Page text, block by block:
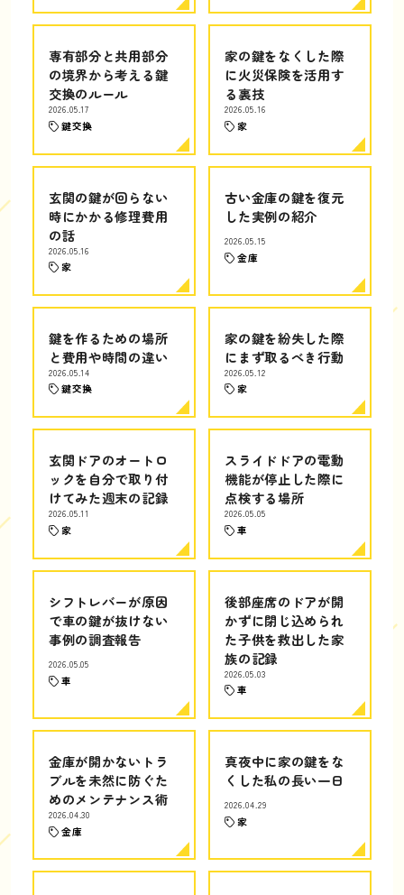
専有部分と共用部分
の境界から考える鍵
交換のルール
2026.05.17
鍵交換
家の鍵をなくした際
に火災保険を活用す
る裏技
2026.05.16
家
玄関の鍵が回らない
時にかかる修理費用
の話
2026.05.16
家
古い金庫の鍵を復元
した実例の紹介
2026.05.15
金庫
鍵を作るための場所
と費用や時間の違い
2026.05.14
鍵交換
家の鍵を紛失した際
にまず取るべき行動
2026.05.12
家
玄関ドアのオートロ
ックを自分で取り付
けてみた週末の記録
2026.05.11
家
スライドドアの電動
機能が停止した際に
点検する場所
2026.05.05
車
シフトレバーが原因
で車の鍵が抜けない
事例の調査報告
2026.05.05
車
後部座席のドアが開
かずに閉じ込められ
た子供を救出した家
族の記録
2026.05.03
車
金庫が開かないトラ
ブルを未然に防ぐた
めのメンテナンス術
2026.04.30
金庫
真夜中に家の鍵をな
くした私の長い一日
2026.04.29
家